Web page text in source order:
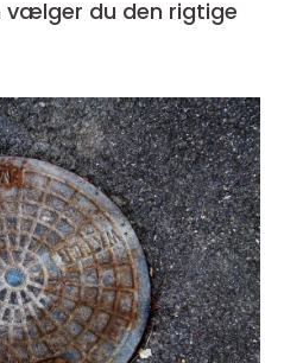
vælger du den rigtige